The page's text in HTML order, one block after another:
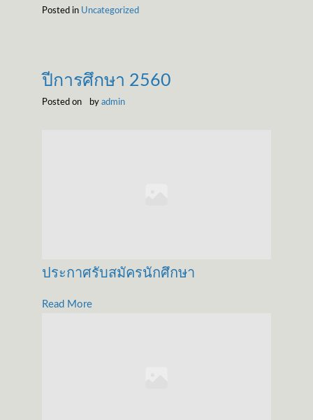
Posted in Uncategorized
ปีการศึกษา 2560
Posted on by admin
ประกาศรับสมัครนักศึกษา
Read More